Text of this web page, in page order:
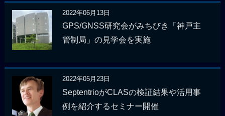
2022年06月13日
GPS/GNSS研究会がみちびき「神戸主
管制局」の見学会を実施
2022年05月23日
SeptentrioがCLASの検証結果や活用事
例を紹介するセミナー開催